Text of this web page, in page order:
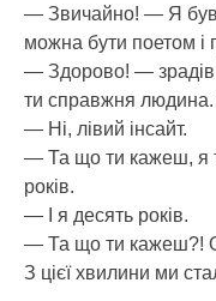
— Звичайно! — Я був
можна бути поетом і
— Здорово! — зрадів
ти справжня
— Ні, лівий інсайт.
— Та що ти кажеш, я
років.
— І я десять років.
— Та що ти кажеш?!
З цієї хвилини ми